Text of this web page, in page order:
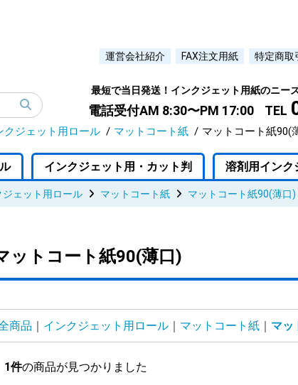
運営会社紹介 FAX注文用紙 特定商取
最短で当日発送！インクジェット用紙のニー
電話受付AM 8:30〜PM 17:00 TEL
クジェット用ロール マットコート紙 マットコート紙90(
インクジェット用・カット判 溶剤用インク
ジェット用ロール マットコート紙 マットコート紙90(薄口)
ットコート紙90(薄口)
商品 インクジェット用ロール マットコート紙 マッ
1件の商品が見つかりました